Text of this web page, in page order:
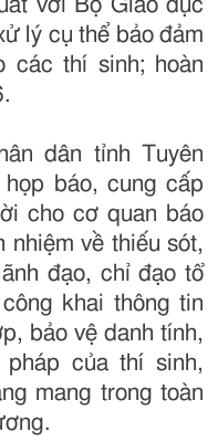
lý cụ thể bảo đảm
các thí sinh; hoàn
dân tỉnh Tuyên
báo, cung cấp
cho cơ quan báo
nhiệm về thiếu sót,
đạo, chỉ đạo tổ
khai thông tin
bảo vệ danh tính,
của thí sinh,
mang trong toàn